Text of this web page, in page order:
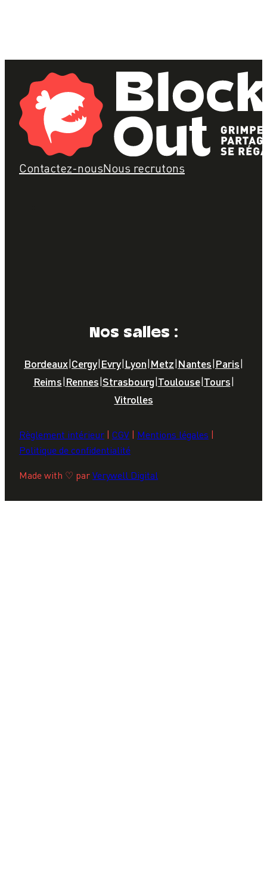
Contactez-nousNous recrutons
Nos salles :
Bordeaux|Cergy|Evry|Lyon|Metz|Nantes|Paris|
Reims|Rennes|Strasbourg|Toulouse|Tours|
Vitrolles
Règlement intérieur | CGV | Mentions légales |
Politique de confidentialité
Made with ♡ parVerywell Digital